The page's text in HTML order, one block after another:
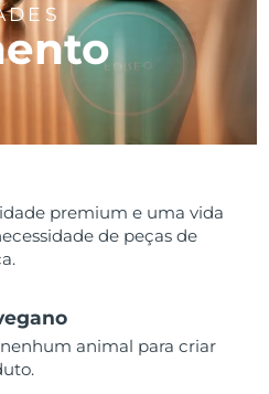
premium e uma vida
de peças de
animal para criar